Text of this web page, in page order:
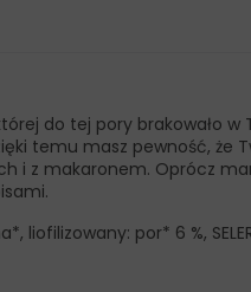
do tej pory brakowało w
temu masz pewność, że
i z makaronem. Oprócz
por* 6 %,